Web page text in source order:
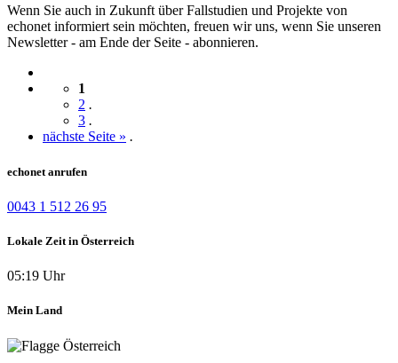
Wenn Sie auch in Zukunft über Fallstudien und Projekte von
echonet informiert sein möchten, freuen wir uns, wenn Sie unseren
Newsletter - am Ende der Seite - abonnieren.
1
2 .
3 .
nächste Seite » .
echonet anrufen
0043 1 512 26 95
Lokale Zeit in Österreich
05:19 Uhr
Mein Land